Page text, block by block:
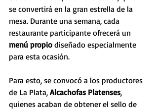
se convertirá en la gran estrella de la
mesa. Durante una semana, cada
restaurante participante ofrecerá un
menú propio diseñado especialmente
para esta ocasión.
Para esto, se convocó a los productores
de La Plata, Alcachofas Platenses,
quienes acaban de obtener el sello de